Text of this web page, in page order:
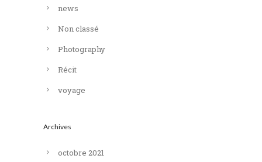
news
Non classé
Photography
Récit
voyage
Archives
octobre 2021